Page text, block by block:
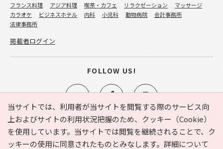
当サイトでは、利用者が当サイトを閲覧する際のサービス向
上およびサイトの利用状況把握のため、クッキー（Cookie）
を使用しています。当サイトでは閲覧を継続されることで、ク
ッキーの使用に同意されたものとみなします。詳細について
e-NAVITA（イーナビタ）とは？ お気に入り
ヘルプ
フランス料理
アジア料理 喫茶・カフェ リラクゼーション
マッサージ
カラオケ
ビジネスホテル 内科 小児科 動物病院
会計事務所
法律事務所
掲載者ログイン
FOLLOW US!